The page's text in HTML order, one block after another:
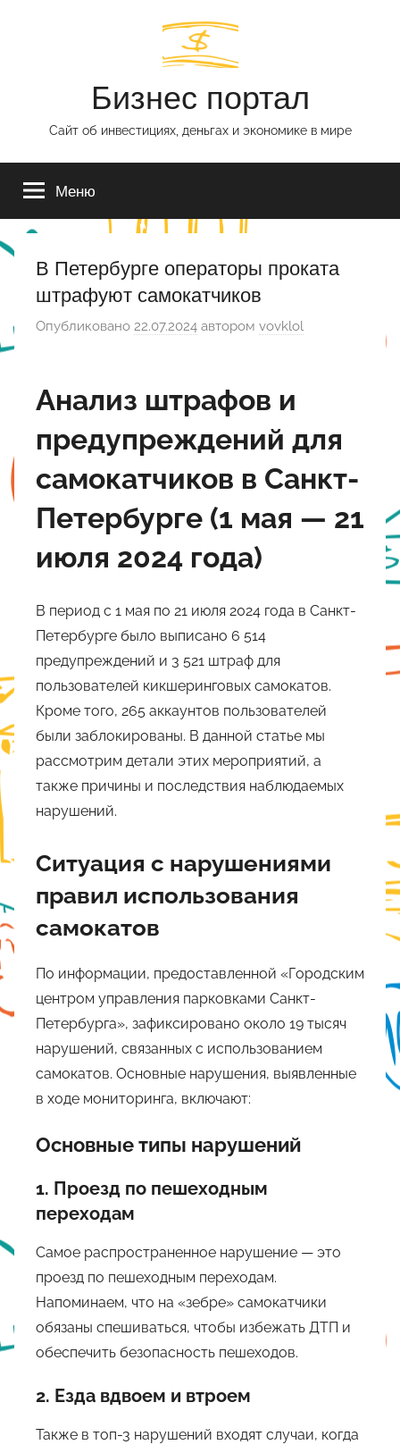
Бизнес портал
Сайт об инвестициях, деньгах и экономике в мире
Меню
В Петербурге операторы проката
штрафуют самокатчиков
Опубликовано 22.07.2024 автором vovklol
Анализ штрафов и
предупреждений для
самокатчиков в Санкт-
Петербурге (1 мая — 21
июля 2024 года)
В период с 1 мая по 21 июля 2024 года в Санкт-
Петербурге было выписано 6 514
предупреждений и 3 521 штраф для
пользователей кикшеринговых самокатов.
Кроме того, 265 аккаунтов пользователей
были заблокированы. В данной статье мы
рассмотрим детали этих мероприятий, а
также причины и последствия наблюдаемых
нарушений.
Ситуация с нарушениями
правил использования
самокатов
По информации, предоставленной «Городским
центром управления парковками Санкт-
Петербурга», зафиксировано около 19 тысяч
нарушений, связанных с использованием
самокатов. Основные нарушения, выявленные
в ходе мониторинга, включают:
Основные типы нарушений
1. Проезд по пешеходным
переходам
Самое распространенное нарушение — это
проезд по пешеходным переходам.
Напоминаем, что на «зебре» самокатчики
обязаны спешиваться, чтобы избежать ДТП и
обеспечить безопасность пешеходов.
2. Езда вдвоем и втроем
Также в топ-3 нарушений входят случаи, когда